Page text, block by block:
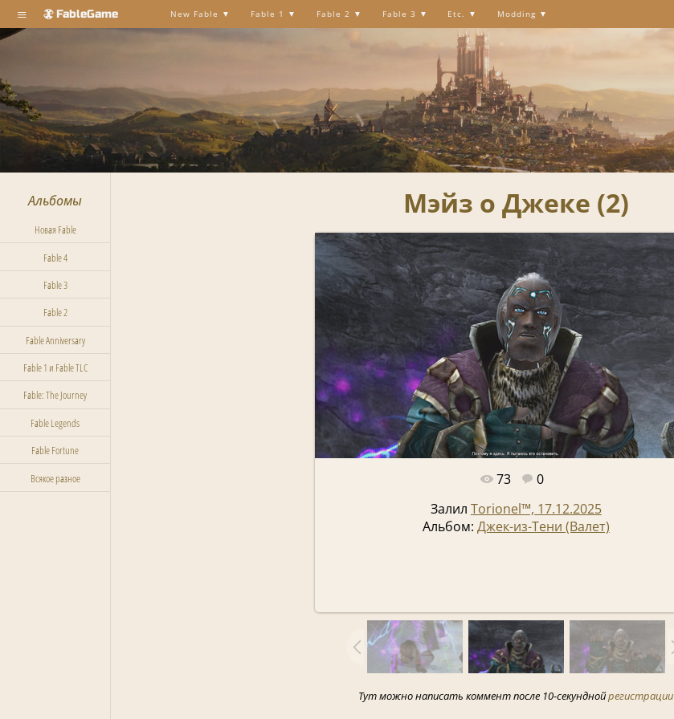
≡ FableGame New Fable Fable 1 Fable 2 Fable 3 Etc. Modding
Альбомы
Новая Fable
Fable 4
Fable 3
Fable 2
Fable Anniversary
Fable 1 и Fable TLC
Fable: The Journey
Fable Legends
Fable Fortune
Всякое разное
Мэйз о Джеке (2)
Полный размер - 1920x1080
73
0
Залил Torionel™, 17.12.2025
Альбом: Джек-из-Тени (Валет)
Тут можно написать коммент после 10-секунднойрегистрации